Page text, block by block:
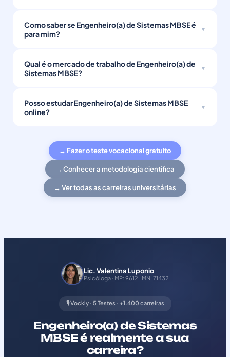
Como saber se Engenheiro(a) de Sistemas MBSE é
para mim?
Qual é o mercado de trabalho de Engenheiro(a) de
Sistemas MBSE?
Posso estudar Engenheiro(a) de Sistemas MBSE
online?
→ Fazer o teste vocacional gratuito
→ Conhecer a metodologia científica
→ Ver todas as carreiras universitárias
Lic. Valentina Luponio
Psicóloga · MP: 9612 · MN: 71432
🎙️ Vockly · 5 Testes · +1.400 carreiras
Engenheiro(a) de Sistemas
MBSE é realmente a sua
carreira?